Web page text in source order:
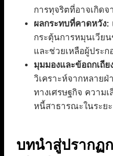
การทุจริตที่อาจเกิดจ
ผลกระทบที่คาดหวัง:
กระตุ้นการหมุนเวียน
และช่วยเหลือผู้ประก
มุมมองและข้อถกเถีย
วิเคราะห์จากหลายฝ่
ทางเศรษฐกิจ ความ
หนี้สาธารณะในระย
บทนำสู่ปรากฏ